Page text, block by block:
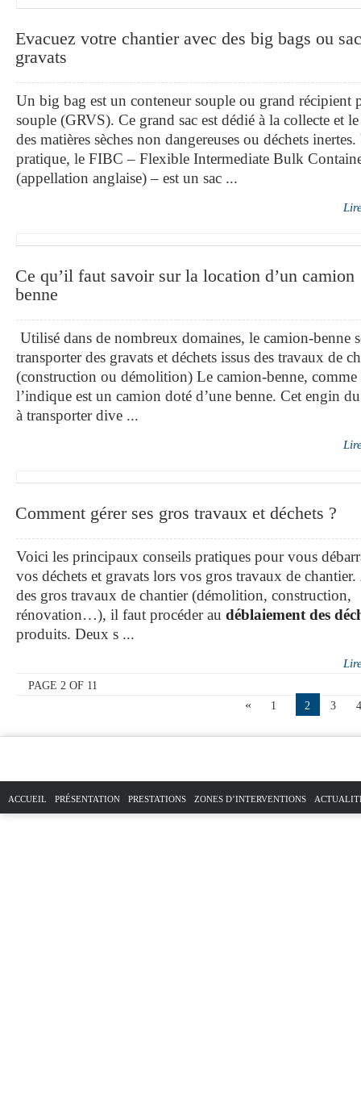
Evacuez votre chantier avec des big bags ou
gravats
Un big bag est un conteneur souple ou grand récipient
souple (GRVS). Ce grand sac est dédié à la collecte et le
des matières sèches non dangereuses ou déchets
pratique, le FIBC – Flexible Intermediate Bulk
(appellation anglaise) – est un sac ...
Ce qu’il faut savoir sur la location d’un camion
benne
Utilisé dans de nombreux domaines, le camion-benne
transporter des gravats et déchets issus des travaux de
(construction ou démolition) Le camion-benne, comme
l’indique est un camion doté d’une benne. Cet engin
à transporter dive ...
Comment gérer ses gros travaux et déchets ?
Voici les principaux conseils pratiques pour vous
vos déchets et gravats lors vos gros travaux de
des gros travaux de chantier (démolition, construction,
rénovation…), il faut procéder au déblaiement des
produits. Deux s ...
PAGE 2 OF 11
« 1 2 3
ACCUEIL PRÉSENTATION PRESTATIONS ZONES D’INTERVENTIONS